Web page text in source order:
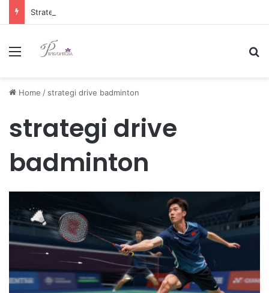
Menu
Home / strategi drive badminton
strategi drive
badminton